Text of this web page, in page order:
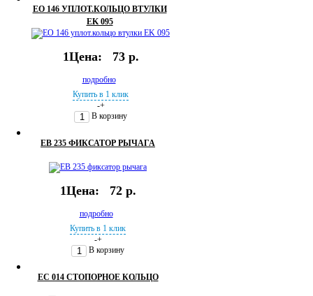
EO 146 УПЛОТ.КОЛЬЦО ВТУЛКИ
EK 095
1Цена: 73 р.
подробно
Купить в 1 клик
-+
В корзину
EB 235 ФИКСАТОР РЫЧАГА
1Цена: 72 р.
подробно
Купить в 1 клик
-+
В корзину
EC 014 СТОПОРНОЕ КОЛЬЦО